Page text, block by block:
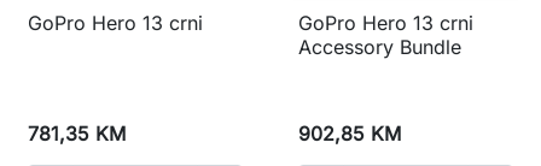
GoPro Hero 13 crni
781,35 KM
GoPro Hero 13 crni
Accessory Bundle
902,85 KM